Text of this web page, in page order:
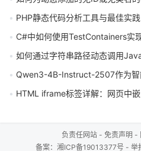
PHP静态代码分析工具与最佳实践：
C#中如何使用TestContainers实
如何通过字符串路径动态调用
Qwen3-4B-Instruct-2507作为智能
HTML iframe标签详解：网页中嵌入
负责任网站 - 免责声明 -
备案： 湘ICP备19013377号 - 举